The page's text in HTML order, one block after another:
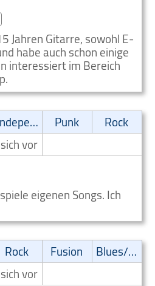
Jahren Gitarre, sowohl E-
habe auch schon einige
interessiert im Bereich
Independent Punk
Rock
vor
eigenen Songs. Ich
Rock Fusion
Blues/Swing
vor